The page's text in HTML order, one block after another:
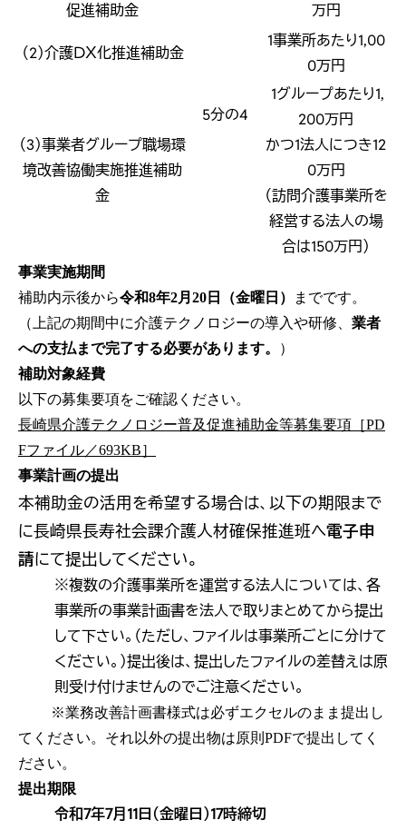
促進補助金
5分の4
万円
（2）介護ＤＸ化推進補助金
1事業所あたり1,00
0万円
（3）事業者グループ職場環
境改善協働実施推進補助
金
1グループあたり1,
200万円
かつ1法人につき12
0万円
（訪問介護事業所を
経営する法人の場
合は150万円）
事業実施期間
補助内示後から令和8年2月20日（金曜日）
までです。
（上記の期間中に介護テクノロジーの導入や研修、 業者
への支払まで完了する必要があります。
）
補助対象経費
以下の募集要項をご確認ください。
長崎県介護テクノロジー普及促進補助金等募集要項［PD
Fファイル／693KB］
事業計画の提出
本補助金の活用を希望する場合は、以下の期限まで
に長崎県長寿社会課介護人材確保推進班へ電子申
請にて提出してください。
※複数の介護事業所を運営する法人については、各
事業所の事業計画書を法人で取りまとめてから提出
して下さい。（ただし、ファイルは事業所ごとに分けて
ください。）提出後は、提出したファイルの差替えは原
則受け付けませんのでご注意ください。
※業務改善計画書様式は必ずエクセルのまま提出し
てください。それ以外の提出物は原則PDFで提出してく
ださい。
提出期限
令和7年7月11日（金曜日）17時締切